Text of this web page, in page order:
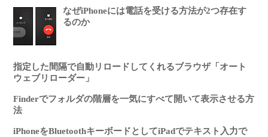
なぜiPhoneには電話を受ける方法が2つ存在す
るのか
指定した間隔で自動リロードしてくれるブラウザ「オート
ウェブリローダー」
Finderでフォルダの階層を一気にすべて開いて表示させる方
法
iPhoneをBluetoothキーボードとしてiPadでテキスト入力で